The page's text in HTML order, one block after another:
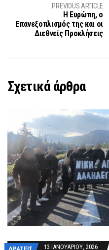
PREVIOUS ARTICLE
Η Ευρώπη, ο
Επανεξοπλισμός της και οι
Διεθνείς Προκλήσεις
Σχετικά άρθρα
13 ΙΑΝΟΥΑΡΊΟΥ, 2026